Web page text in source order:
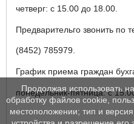
четверг: с 15.00 до 18.00.
Предварительго звонить по
(8452) 785979.
График приема граждан
понедельник-пятница: с
Продолжая использовать
обработку файлов cookie,
местоположении; тип и